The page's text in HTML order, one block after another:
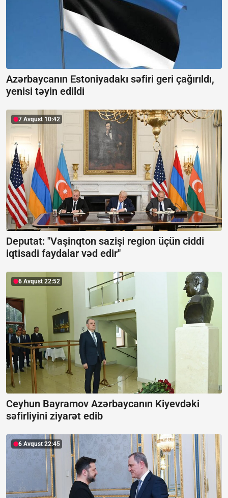
Azərbaycanın Estoniyadakı səfiri geri çağırıldı,
yenisi təyin edildi
7 Avqust 10:42
Deputat: "Vaşinqton sazişi region üçün ciddi
iqtisadi faydalar vəd edir"
6 Avqust 22:52
Ceyhun Bayramov Azərbaycanın Kiyevdəki
səfirliyini ziyarət edib
6 Avqust 22:45